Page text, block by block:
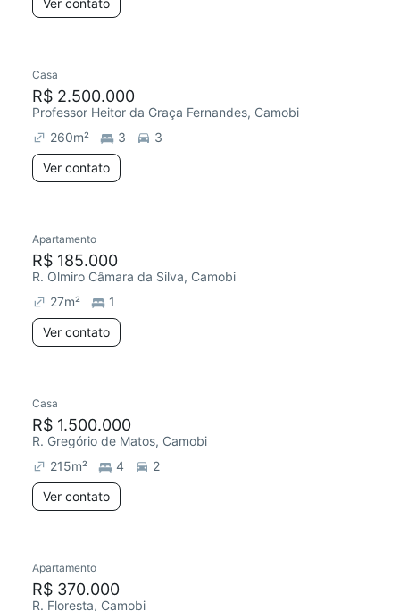
Ver contato
Casa
R$ 2.500.000
Professor Heitor da Graça Fernandes, Camobi
260m² 3
3
Ver contato
Apartamento
R$ 185.000
R. Olmiro Câmara da Silva, Camobi
27m²
1
Ver contato
Casa
R$ 1.500.000
R. Gregório de Matos, Camobi
215m² 4
2
Ver contato
Apartamento
R$ 370.000
R. Floresta, Camobi